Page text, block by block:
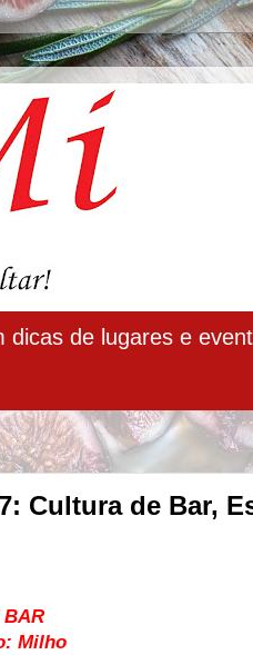
de lugares e
Cultura de Bar,
BAR
Milho